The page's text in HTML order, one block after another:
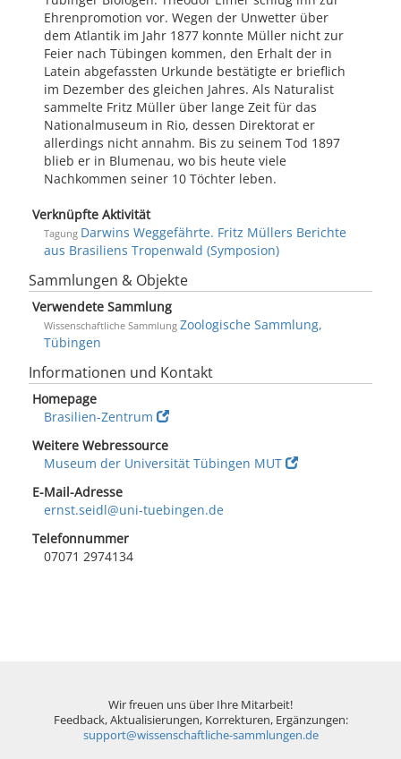
Ehrenpromotion vor. Wegen der Unwetter über
dem Atlantik im Jahr 1877 konnte Müller nicht zur
Feier nach Tübingen kommen, den Erhalt der in
Latein abgefassten Urkunde bestätigte er brieflich
im Dezember des gleichen Jahres. Als Naturalist
sammelte Fritz Müller über lange Zeit für das
Nationalmuseum in Rio, dessen Direktorat er
allerdings nicht annahm. Bis zu seinem Tod 1897
blieb er in Blumenau, wo bis heute viele
Nachkommen seiner 10 Töchter leben.
Verknüpfte Aktivität
Tagung Darwins Weggefährte. Fritz Müllers Berichte
aus Brasiliens Tropenwald (Symposion)
Sammlungen & Objekte
Verwendete Sammlung
Wissenschaftliche Sammlung Zoologische Sammlung,
Tübingen
Informationen und Kontakt
Homepage
Brasilien-Zentrum
Weitere Webressource
Museum der Universität Tübingen MUT
E-Mail-Adresse
ernst.seidl@uni-tuebingen.de
Telefonnummer
07071 2974134
Wir freuen uns über Ihre Mitarbeit!
Feedback, Aktualisierungen, Korrekturen, Ergänzungen:
support@wissenschaftliche-sammlungen.de